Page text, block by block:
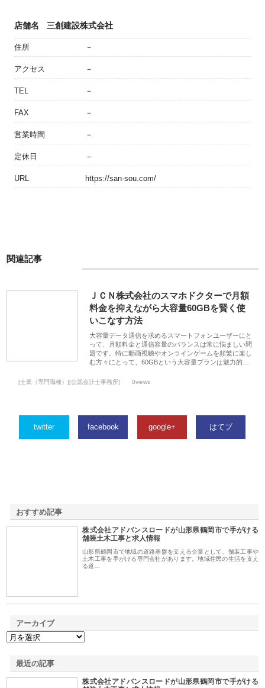
店舗名 三創建設株式会社
住所 －
アクセス －
TEL －
FAX －
営業時間 －
定休日 －
URL https://san-sou.com/
関連記事
ＪＣＮ株式会社のスマホドクターで月額
料金を抑えながら大容量60GBを賢く使
いこなす方法
大容量データ通信を求めるスマートフォンユーザーにと
って、月額料金と通信容量のバランスは常に悩ましい問
題です。特に動画視聴やオンラインゲームを頻繁に楽し
む方々にとって、60GBという大容量プランは魅力的…
[士業（専門職種）][公認会計士事務所] 0views
twitter facebook google+ はてブ
おすすめ記事
株式会社アドバンスロードが山形県鶴岡市で手がける
舗装土木工事と求人情報
山形県鶴岡市で地域の道路基盤を支える企業として、舗装工事や
土木工事を手がける専門会社があります。地域住民の生活を支え
る道…
アーカイブ
最近の記事
株式会社アドバンスロードが山形県鶴岡市で手がける